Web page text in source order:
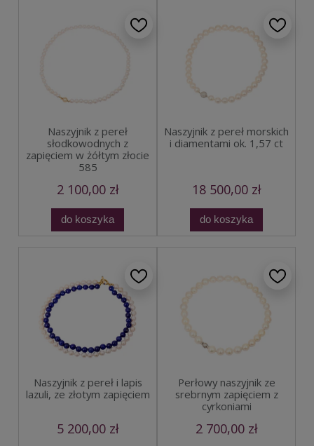
Naszyjnik z pereł
słodkowodnych z
zapięciem w żółtym złocie
585
2 100,00 zł
do koszyka
Naszyjnik z pereł morskich
i diamentami ok. 1,57 ct
18 500,00 zł
do koszyka
Naszyjnik z pereł i lapis
lazuli, ze złotym zapięciem
5 200,00 zł
Perłowy naszyjnik ze
srebrnym zapięciem z
cyrkoniami
2 700,00 zł